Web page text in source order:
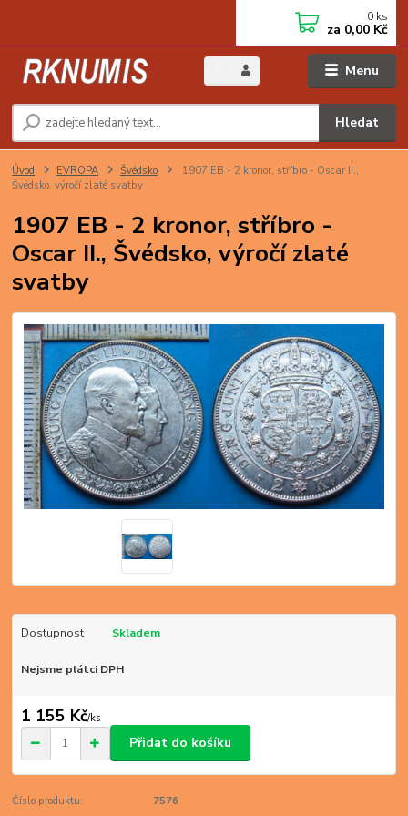
Menu
Hledat
0 ks
za 0,00 Kč
Úvod EVROPA Švédsko
1907 EB - 2 kronor, stříbro - Oscar II.,
Švédsko, výročí zlaté svatby
1907 EB - 2 kronor, stříbro -
Oscar II., Švédsko, výročí zlaté
svatby
Dostupnost Skladem
Nejsme plátci DPH
1 155 Kč/ks
Přidat do košíku
Číslo produktu: 7576